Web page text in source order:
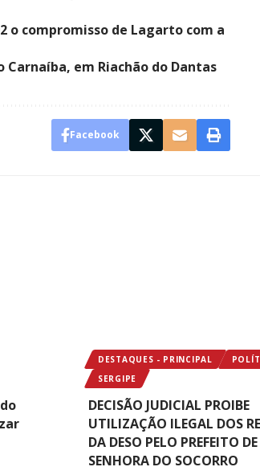
o compromisso de Lagarto com a
em Riachão do Dantas
Facebook
DESTAQUES - PRINCIPAL
SERGIPE
DECISÃO JUDICIAL PROIBE
UTILIZAÇÃO ILEGAL DOS
DA DESO PELO PREFEITO
SENHORA DO SOCORRO